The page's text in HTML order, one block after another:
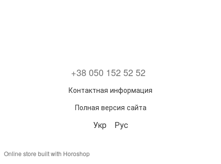
+38 050 152 52 52
Контактная информация
Полная версия сайта
Укр Рус
Online store built with Horoshop